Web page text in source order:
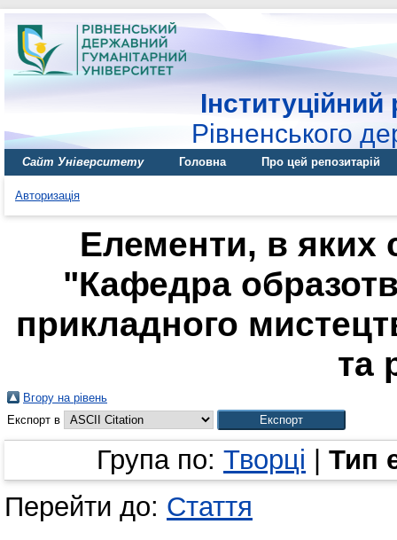
Інституційний
Рівненського
Сайт Університету Головна Про цей репозитарій
Авторизація
Елементи, в яких
"Кафедра
прикладного
та
Вгору на рівень
Експорт в
Група по: Творці
Тип
Перейти до: Стаття